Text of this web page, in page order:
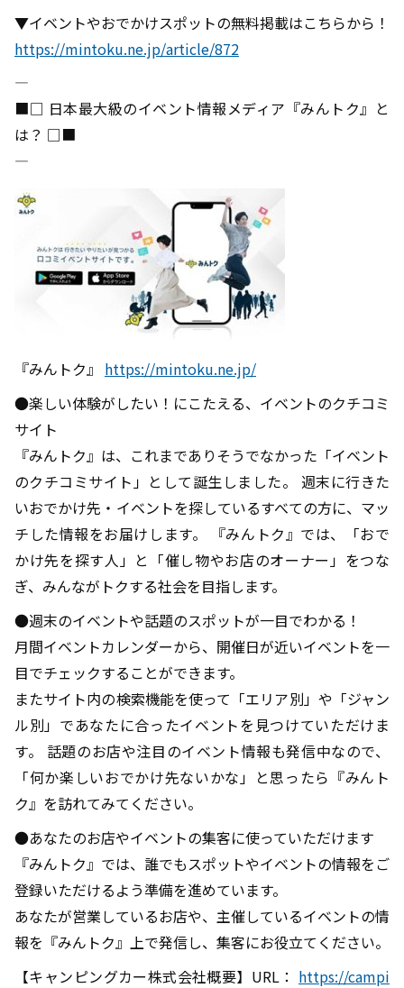
▼イベントやおでかけスポットの無料掲載はこちらから！
https://mintoku.ne.jp/article/872
――――――――――――――――――――――――――――――――――――――――
■□ 日本最大級のイベント情報メディア『みんトク』と
は？ □■
――――――――――――――――――――――――――――――――――――――――
『みんトク』 https://mintoku.ne.jp/
●楽しい体験がしたい！にこたえる、イベントのクチコミ
サイト
『みんトク』は、これまでありそうでなかった「イベント
のクチコミサイト」として誕生しました。 週末に行きた
いおでかけ先・イベントを探しているすべての方に、マッ
チした情報をお届けします。 『みんトク』では、「おで
かけ先を探す人」と「催し物やお店のオーナー」をつな
ぎ、みんながトクする社会を目指します。
●週末のイベントや話題のスポットが一目でわかる！
月間イベントカレンダーから、開催日が近いイベントを一
目でチェックすることができます。
またサイト内の検索機能を使って「エリア別」や「ジャン
ル別」であなたに合ったイベントを見つけていただけま
す。 話題のお店や注目のイベント情報も発信中なので、
「何か楽しいおでかけ先ないかな」と思ったら『みんト
ク』を訪れてみてください。
●あなたのお店やイベントの集客に使っていただけます
『みんトク』では、誰でもスポットやイベントの情報をご
登録いただけるよう準備を進めています。
あなたが営業しているお店や、主催しているイベントの情
報を『みんトク』上で発信し、集客にお役立てください。
【キャンピングカー株式会社概要】URL： https://campi